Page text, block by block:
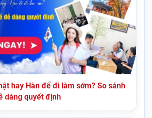
hay Hàn để đi làm sớm? So sánh
dàng quyết định